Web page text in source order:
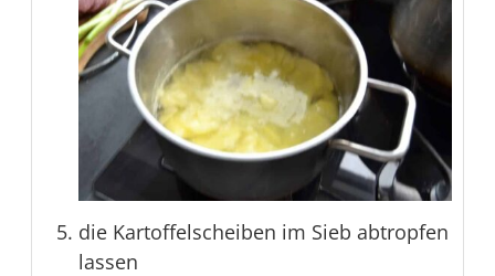
die Kartoffelscheiben im Sieb abtropfen
lassen